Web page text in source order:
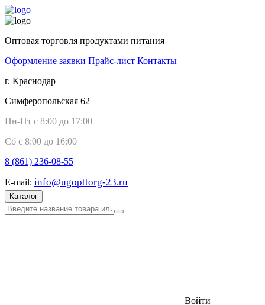
Оптовая торговля продуктами питания
Оформление заявки Прайс-лист Контакты
г. Краснодар
Симферопольская 62
Пн-Пт с 8:00 до 17:00
Сб с 8:00 до 16:00
8 (861) 236-08-55
E-mail: info@ugopttorg-23.ru
Каталог
Войти